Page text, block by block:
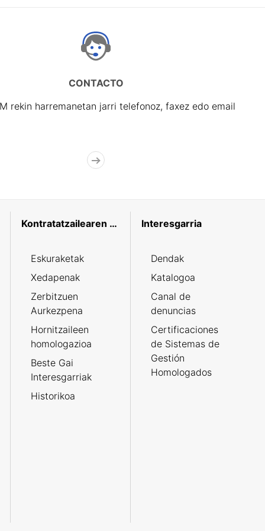
CONTACTO
rekin harremanetan jarri telefonoz, faxez edo email
Kontratatzailearen profila
Eskuraketak
Xedapenak
Zerbitzuen
Aurkezpena
Hornitzaileen
homologazioa
Beste Gai
Interesgarriak
Historikoa
Interesgarria
Dendak
Katalogoa
Canal de
denuncias
Certificaciones
de Sistemas de
Gestión
Homologados